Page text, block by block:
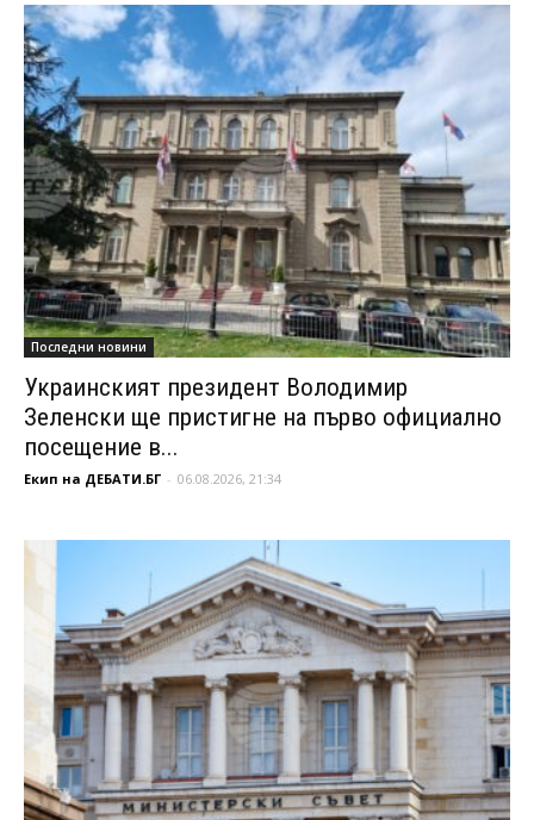
Последни новини
Украинският президент Володимир
Зеленски ще пристигне на първо официално
посещение в...
Екип на ДЕБАТИ.БГ - 06.08.2026, 21:34